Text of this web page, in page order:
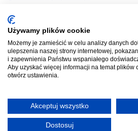
Instagram
YouTube
Projekt i realizacja:Mateusz
Używamy plików cookie
Możemy je zamieścić w celu analizy danych
ulepszenia naszej strony internetowej,
i zapewnienia Państwu wspaniałego
Aby uzyskać więcej informacji na temat plików
otwórz ustawienia.
Akceptuj wszystko
Dostosuj